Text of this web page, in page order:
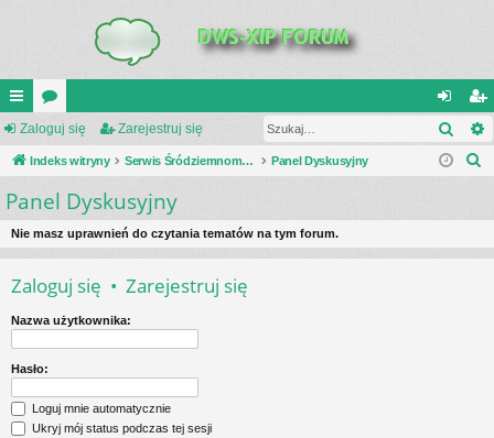
UI
C
K
_L
IN
K
S
or
a
al
og
ę
ar
ej
j
Zaloguj się Zarejestruj się
Indeks witryny Serwis Śródziemnomorski Teatr Działań Wojennych Panel Dyskusyjny
a
Panel Dyskusyjny
Nie masz uprawnień do czytania tematów na tym forum.
Zaloguj się • Zarejestruj się
Nazwa użytkownika:
Hasło:
Loguj mnie automatycznie
Ukryj mój status podczas tej sesji